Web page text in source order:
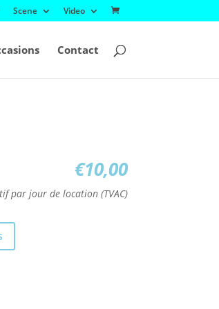
Scene Video
Contact
€10,00
par jour de location (TVAC)